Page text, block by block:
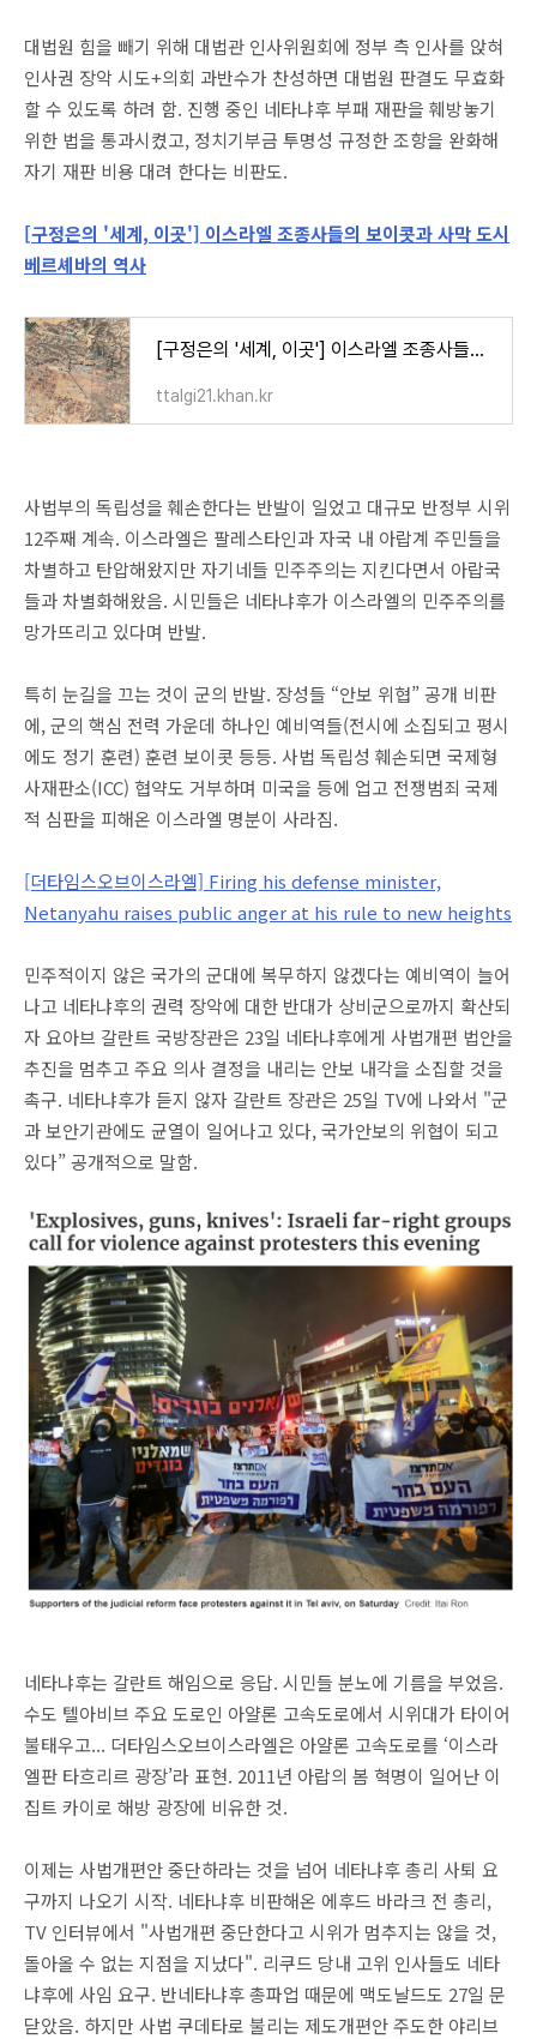
대법원 힘을 빼기 위해 대법관 인사위원회에 정부 측 인사를 앉혀
인사권 장악 시도+의회 과반수가 찬성하면 대법원 판결도 무효화
할 수 있도록 하려 함. 진행 중인 네타냐후 부패 재판을 훼방놓기
위한 법을 통과시켰고, 정치기부금 투명성 규정한 조항을 완화해
자기 재판 비용 대려 한다는 비판도.
[구정은의 '세계, 이곳'] 이스라엘 조종사들의 보이콧과 사막 도시
베르셰바의 역사
[구정은의 '세계, 이곳'] 이스라엘 조종사들의 보이콧과 사막 도시 베르셰바의 역사
ttalgi21.khan.kr
사법부의 독립성을 훼손한다는 반발이 일었고 대규모 반정부 시위
12주째 계속. 이스라엘은 팔레스타인과 자국 내 아랍계 주민들을
차별하고 탄압해왔지만 자기네들 민주주의는 지킨다면서 아랍국
들과 차별화해왔음. 시민들은 네타냐후가 이스라엘의 민주주의를
망가뜨리고 있다며 반발.
특히 눈길을 끄는 것이 군의 반발. 장성들 “안보 위협” 공개 비판
에, 군의 핵심 전력 가운데 하나인 예비역들(전시에 소집되고 평시
에도 정기 훈련) 훈련 보이콧 등등. 사법 독립성 훼손되면 국제형
사재판소(ICC) 협약도 거부하며 미국을 등에 업고 전쟁범죄 국제
적 심판을 피해온 이스라엘 명분이 사라짐.
[더타임스오브이스라엘] Firing his defense minister,
Netanyahu raises public anger at his rule to new heights
민주적이지 않은 국가의 군대에 복무하지 않겠다는 예비역이 늘어
나고 네타냐후의 권력 장악에 대한 반대가 상비군으로까지 확산되
자 요아브 갈란트 국방장관은 23일 네타냐후에게 사법개편 법안을
추진을 멈추고 주요 의사 결정을 내리는 안보 내각을 소집할 것을
촉구. 네타냐후갸 듣지 않자 갈란트 장관은 25일 TV에 나와서 "군
과 보안기관에도 균열이 일어나고 있다, 국가안보의 위협이 되고
있다” 공개적으로 말함.
네타냐후는 갈란트 해임으로 응답. 시민들 분노에 기름을 부었음.
수도 텔아비브 주요 도로인 아얄론 고속도로에서 시위대가 타이어
불태우고... 더타임스오브이스라엘은 아얄론 고속도로를 ‘이스라
엘판 타흐리르 광장’라 표현. 2011년 아랍의 봄 혁명이 일어난 이
집트 카이로 해방 광장에 비유한 것.
이제는 사법개편안 중단하라는 것을 넘어 네타냐후 총리 사퇴 요
구까지 나오기 시작. 네타냐후 비판해온 에후드 바라크 전 총리,
TV 인터뷰에서 "사법개편 중단한다고 시위가 멈추지는 않을 것,
돌아올 수 없는 지점을 지났다". 리쿠드 당내 고위 인사들도 네타
냐후에 사임 요구. 반네타냐후 총파업 때문에 맥도날드도 27일 문
닫았음. 하지만 사법 쿠데타로 불리는 제도개편안 주도한 야리브